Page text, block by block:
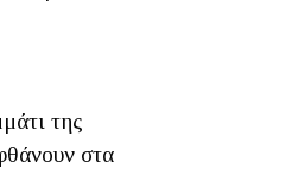
της
στα